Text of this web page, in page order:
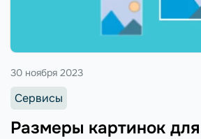
Размеры картинок
30 ноября 2023
Сервисы